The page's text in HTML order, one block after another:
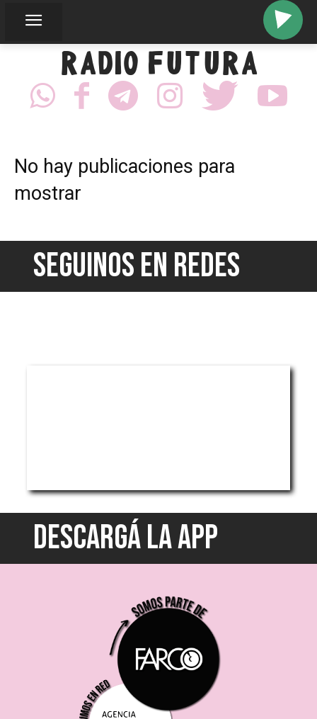
RADIO FUTURA
No hay publicaciones para
mostrar
SEGUINOS EN REDES
DESCARGÁ LA APP